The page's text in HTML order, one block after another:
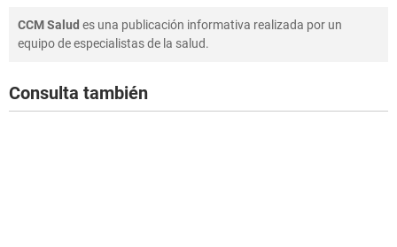
CCM Salud es una publicación informativa realizada por un
equipo de especialistas de la salud.
Consulta también